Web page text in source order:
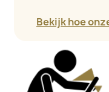
Bekijk hoe